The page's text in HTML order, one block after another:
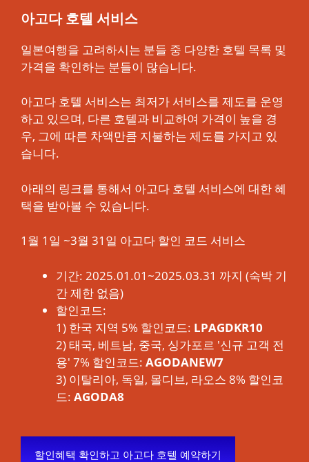
아고다 호텔 서비스
일본여행을 고려하시는 분들 중 다양한 호텔 목록 및
가격을 확인하는 분들이 많습니다.
아고다 호텔 서비스는 최저가 서비스를 제도를 운영
하고 있으며, 다른 호텔과 비교하여 가격이 높을 경
우, 그에 따른 차액만큼 지불하는 제도를 가지고 있
습니다.
아래의 링크를 통해서 아고다 호텔 서비스에 대한 혜
택을 받아볼 수 있습니다.
1월 1일 ~3월 31일 아고다 할인 코드 서비스
기간: 2025.01.01~2025.03.31 까지 (숙박 기
간 제한 없음)
할인코드:
1) 한국 지역 5% 할인코드: LPAGDKR10
2) 태국, 베트남, 중국, 싱가포르 '신규 고객 전
용' 7% 할인코드: AGODANEW7
3) 이탈리아, 독일, 몰디브, 라오스 8% 할인코
드: AGODA8
할인혜택 확인하고 아고다 호텔 예약하기